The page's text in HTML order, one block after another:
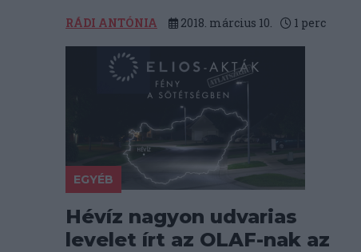
RÁDI ANTÓNIA 2018. március 10. 1 perc
EGYÉB
Hévíz nagyon udvarias
levelet írt az OLAF-nak az